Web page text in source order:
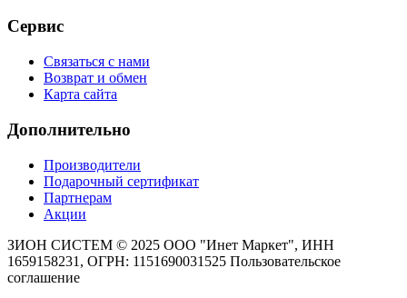
Сервис
Связаться с нами
Возврат и обмен
Карта сайта
Дополнительно
Производители
Подарочный сертификат
Партнерам
Акции
ЗИОН СИСТЕМ © 2025 ООО "Инет Маркет", ИНН
1659158231, ОГРН: 1151690031525 Пользовательское
соглашение